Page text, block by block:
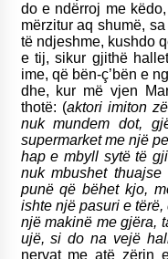
do e ndërroj me
mërzitur aq shumë,
të ndjeshme, kushdo
e tij, sikur gjithë
ime, që bën-ç’bën e
dhe, kur më vjen
thotë: (aktori imiton
nuk mundem dot,
supermarket me një
hap e mbyll sytë të
nuk mbushet
punë që bëhet kjo,
ishte një pasuri e
një makinë me gjëra,
ujë, si do na vejë
nervat me atë zërin